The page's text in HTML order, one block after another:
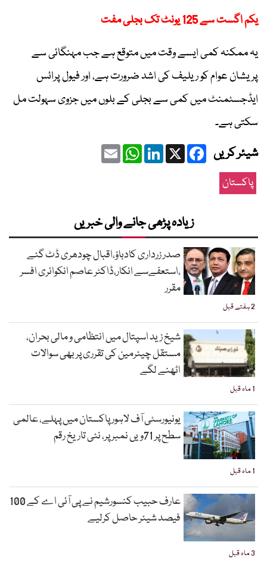
یکم اگست سے 125 یونٹ تک بجلی مفت
یہ ممکنہ کمی ایسے وقت میں متوقع ہے جب مہنگائی سے
پریشان عوام کو ریلیف کی اشد ضرورت ہے، اور فیول پرائس
ایڈجسٹمنٹ میں کمی سے بجلی کے بلوں میں جزوی سہولت مل
سکتی ہے۔
شیئر کریں Facebook
X
LinkedIn
WhatsApp
Email
پاکستان
زیادہ پڑھی جانے والی خبریں
2 ہفتے قبل
صدر زرداری کادباؤ،اقبال چودھری ڈٹ گئے
،استعفےسے انکار،ڈاکٹر عاصم انکوائری افسر
مقرر
1 ماہ قبل
شیخ زید اسپتال میں انتظامی و مالی بحران،
مستقل چیئرمین کی تقرری پر بھی سوالات
اٹھنے لگے
1 ماہ قبل
یونیورسٹی آف لاہور پاکستان میں پہلے، عالمی
سطح پر 71ویں نمبر پر، نئی تاریخ رقم
3 ماہ قبل
عارف حبیب کنسورشیم نے پی آئی اے کے 100
فیصد شیئر حاصل کرلیے